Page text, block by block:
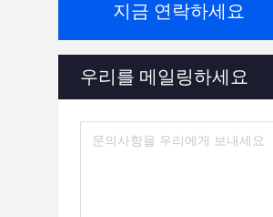
지금 연락하세요
우리를 메일링하세요